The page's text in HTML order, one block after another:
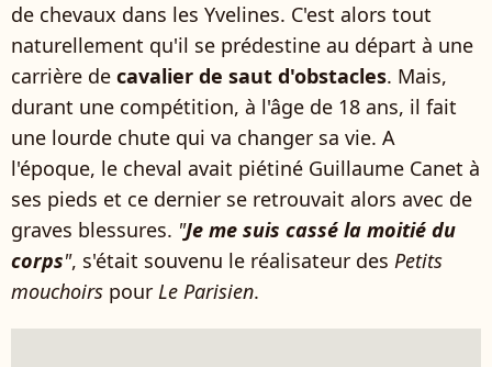
de chevaux dans les Yvelines. C'est alors tout
naturellement qu'il se prédestine au départ à une
carrière de cavalier de saut d'obstacles. Mais,
durant une compétition, à l'âge de 18 ans, il fait
une lourde chute qui va changer sa vie. A
l'époque, le cheval avait piétiné Guillaume Canet à
ses pieds et ce dernier se retrouvait alors avec de
graves blessures. "Je me suis cassé la moitié du
corps", s'était souvenu le réalisateur des Petits
mouchoirs pour Le Parisien.